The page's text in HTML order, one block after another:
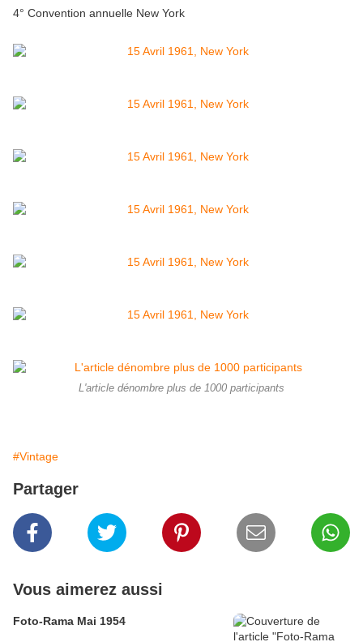
4° Convention annuelle New York
L'article dénombre plus de 1000 participants
#Vintage
Partager
Vous aimerez aussi
Foto-Rama Mai 1954